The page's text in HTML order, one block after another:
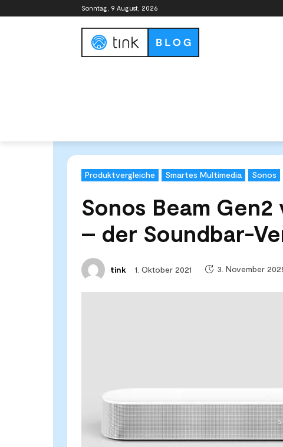
Sonntag, 9 August, 2026
Produktvergleiche Smartes Multimedia Sonos
Sonos Beam Gen2
– der Soundbar-
tink 1. Oktober 2021 3. November